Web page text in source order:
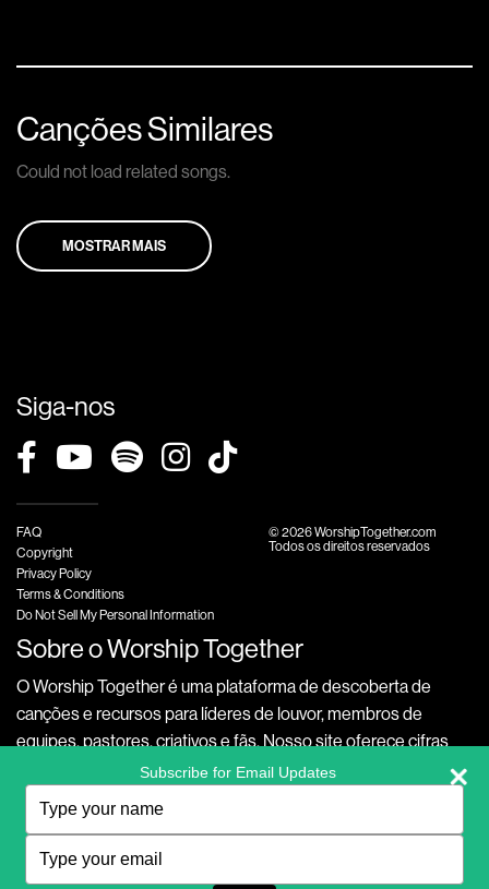
Canções Similares
Could not load related songs.
MOSTRAR MAIS
Siga-nos
FAQ
Copyright
Privacy Policy
Terms & Conditions
Do Not Sell My Personal Information
© 2026 WorshipTogether.com
Todos os direitos reservados
Sobre o Worship Together
O Worship Together é uma plataforma de descoberta de
canções e recursos para líderes de louvor, membros de
equipes, pastores, criativos e fãs. Nosso site oferece cifras
transponíveis gratuitas, letras oficiais, vídeos exclusivos com
recursos como integrações com o Planning Center para criar
experiências de adoração significativas em inglês, espanhol e
português.
Subscribe for Email Updates
your
name
your
email